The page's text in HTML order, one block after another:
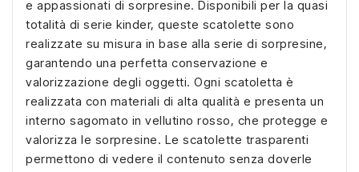
e appassionati di sorpresine. Disponibili per la quasi
totalità di serie kinder, queste scatolette sono
realizzate su misura in base alla serie di sorpresine,
garantendo una perfetta conservazione e
valorizzazione degli oggetti. Ogni scatoletta è
realizzata con materiali di alta qualità e presenta un
interno sagomato in vellutino rosso, che protegge e
valorizza le sorpresine. Le scatolette trasparenti
permettono di vedere il contenuto senza doverle